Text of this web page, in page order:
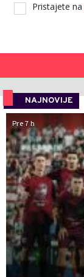
Pristajete na
NAJNOVIJE
Pre 7 h